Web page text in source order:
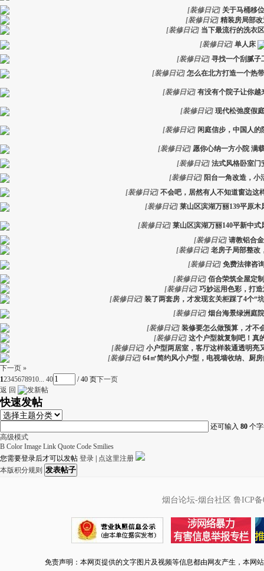
[装修日记] 关于马桶移位
[装修日记] 精装房局部改
[装修日记] 当下最流行的洗衣
[装修日记] 单人床
[装修日记] 寻找一个刮腻子
[装修日记] 怎么在北方打造一个热
[装修日记] 有没有个院子让你越
[装修日记] 现代松弛度假
[装修日记] 闲庭信步，中国人的
[装修日记] 愿你心纳一方小院 满
[装修日记] 法式风格卧室门
[装修日记] 阳台一角改造，小
[装修日记] 不会吧，居然有人不知道窗边这
[装修日记] 莱山区滨湖万丽139平原木
[装修日记] 莱山区滨湖万丽140平新中式
[装修日记] 请教铝合
[装修日记] 老房子局部整改
[装修日记] 免费法律咨
[装修日记] 佰合荣筑全屋定
[装修日记] 巧妙运用色彩，打
[装修日记] 装了两套房，才发现玄关柜踩了4个“
[装修日记] 烟台海景绿洲庭
[装修日记] 装修要怎么做预算，才不
[装修日记] 这个户型就复制吧！真
[装修日记] 小户型两居室，客厅这样装通透明亮
[装修日记] 64㎡简约风小户型，电视墙收纳、厨
下一页 »
12345678910... 40 / 40 页下一页
返 回
快速发帖
还可输入 80 个
高级模式
B Color Image Link Quote Code Smilies
您需要登录后才可以发帖 登录
点这里注册
本版积分规则 发表帖子
烟台论坛-烟台社区 鲁ICP备
免责声明：本网页提供的文字图片及视频等信息都由网友产生，本网